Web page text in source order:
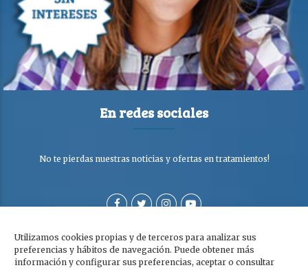
Utilizamos cookies propias y de terceros para analizar sus
preferencias y hábitos de navegación. Puede obtener más
información y configurar sus preferencias, aceptar o consultar
En redes sociales
No te pierdas nuestras noticias y ofertas en tratamientos!